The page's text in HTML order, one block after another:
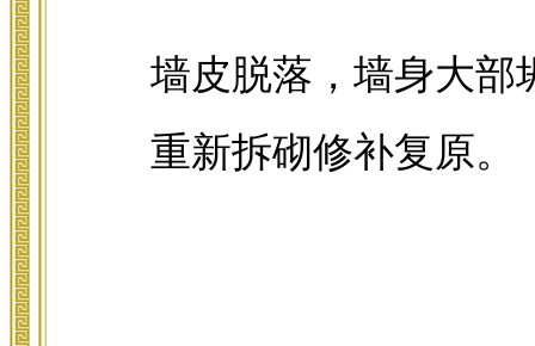
墙皮脱落，墙身大部
重新拆砌修补复原。